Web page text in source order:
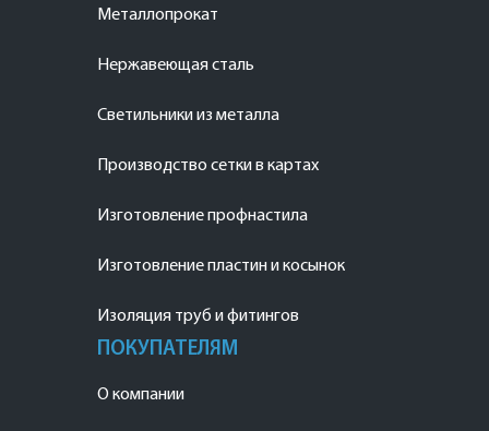
Металлопрокат
Нержавеющая сталь
Светильники из металла
Производство сетки в картах
Изготовление профнастила
Изготовление пластин и косынок
Изоляция труб и фитингов
ПОКУПАТЕЛЯМ
О компании